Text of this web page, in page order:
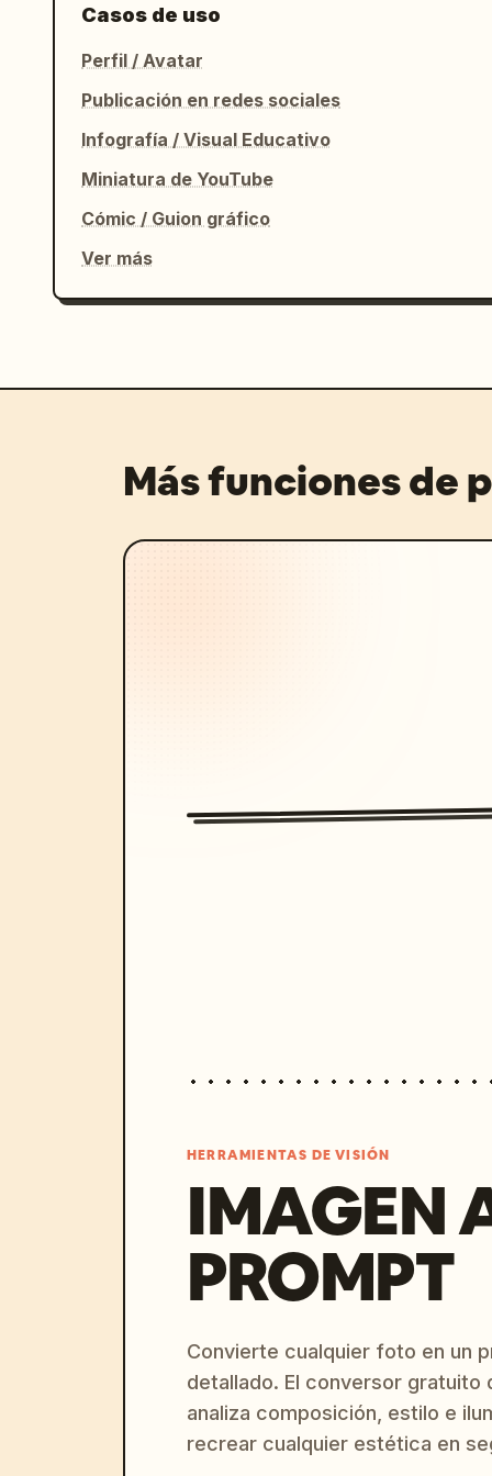
cerradas.",
    }
  }
Casos de uso
Perfil / Avatar
Publicación en redes sociales
Infografía / Visual Educativo
Miniatura de YouTube
Cómic / Guion gráfico
Ver más
Más funciones de
HERRAMIENTAS DE VISIÓN
IMAGEN
PROMPT
Convierte cualquier foto en un
detallado. El conversor gratuito
analiza composición, estilo e
recrear cualquier estética en